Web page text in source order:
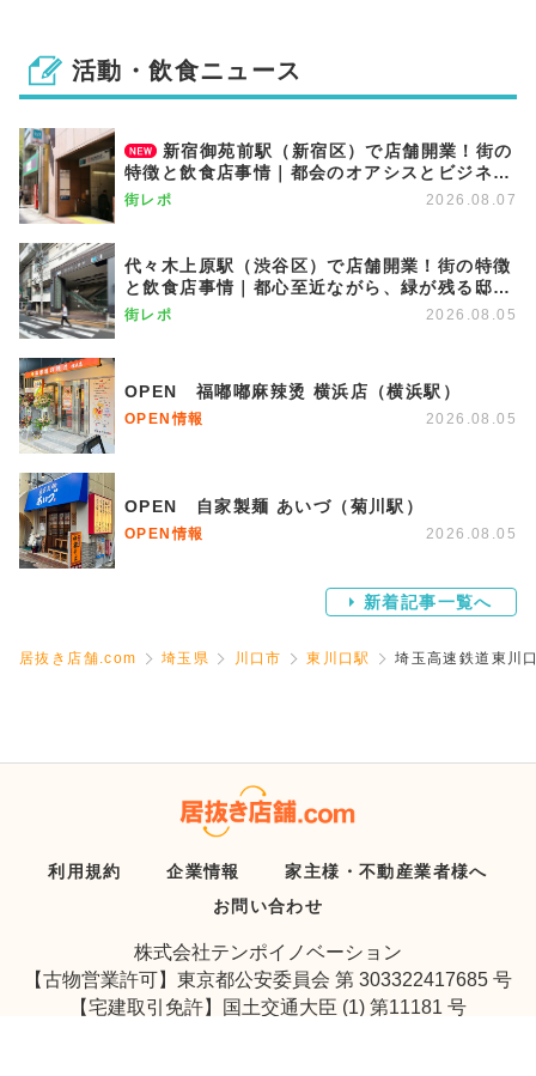
活動・飲食ニュース
新宿御苑前駅（新宿区）で店舗開業！街の
特徴と飲食店事情｜都会のオアシスとビジネス
街が調和する優雅な街
街レポ 2026.08.07
代々木上原駅（渋谷区）で店舗開業！街の特徴
と飲食店事情｜都心至近ながら、緑が残る邸宅
エリア
街レポ 2026.08.05
OPEN 福嘟嘟麻辣烫 横浜店（横浜駅）
OPEN情報 2026.08.05
OPEN 自家製麺 あいづ（菊川駅）
OPEN情報 2026.08.05
新着記事一覧へ
居抜き店舗.com 埼玉県 川口市 東川口駅 埼玉高速鉄道東川
利用規約 企業情報
家主様・不動産業者様へ
お問い合わせ
株式会社テンポイノベーション
【古物営業許可】東京都公安委員会 第 303322417685 号
【宅建取引免許】国土交通大臣 (1) 第11181 号